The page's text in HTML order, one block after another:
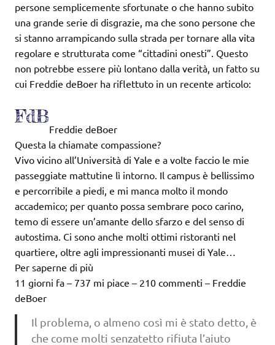
persone semplicemente sfortunate o che hanno subito
una grande serie di disgrazie, ma che sono persone che
si stanno arrampicando sulla strada per tornare alla vita
regolare e strutturata come “cittadini onesti”. Questo
non potrebbe essere più lontano dalla verità, un fatto su
cui Freddie deBoer ha riflettuto in un recente articolo:
Freddie deBoer
Questa la chiamate compassione?
Vivo vicino all’Università di Yale e a volte faccio le mie
passeggiate mattutine lì intorno. Il campus è bellissimo
e percorribile a piedi, e mi manca molto il mondo
accademico; per quanto possa sembrare poco carino,
temo di essere un’amante dello sfarzo e del senso di
autostima. Ci sono anche molti ottimi ristoranti nel
quartiere, oltre agli impressionanti musei di Yale…
Per saperne di più
11 giorni fa – 737 mi piace – 210 commenti – Freddie
deBoer
Il problema, o almeno così mi è stato detto, è
che come molti senzatetto rifiuta l’aiuto